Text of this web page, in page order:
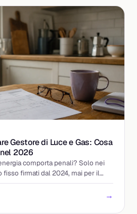
Gestore di Luce e Gas: Cosa
2026
comporta penali? Solo nei
fisso firmati dal 2024, mai per il
e come tutelarti.
→